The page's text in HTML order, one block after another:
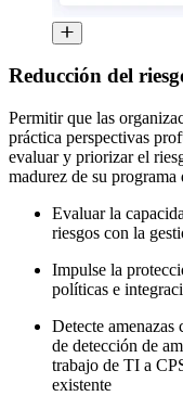
Reducción del
Permitir que las
práctica perspectivas
evaluar y priorizar el
madurez de su programa
Evaluar la
riesgos con la
Impulse la
políticas e
Detecte amenazas
de detección de
trabajo de TI a
existente